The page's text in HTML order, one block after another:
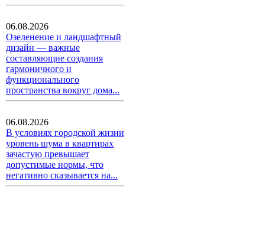
06.08.2026
Озеленение и ландшафтный
дизайн — важные
составляющие создания
гармоничного и
функционального
пространства вокруг дома...
06.08.2026
В условиях городской жизни
уровень шума в квартирах
зачастую превышает
допустимые нормы, что
негативно сказывается на...